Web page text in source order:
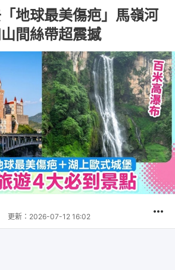
地球最美傷疤」馬嶺河
間絲帶超震撼
更新： 2026-07-12 16:02